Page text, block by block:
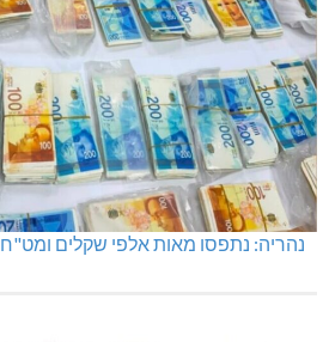
נהריה: נתפסו מאות אלפי שקלים ומט"ח